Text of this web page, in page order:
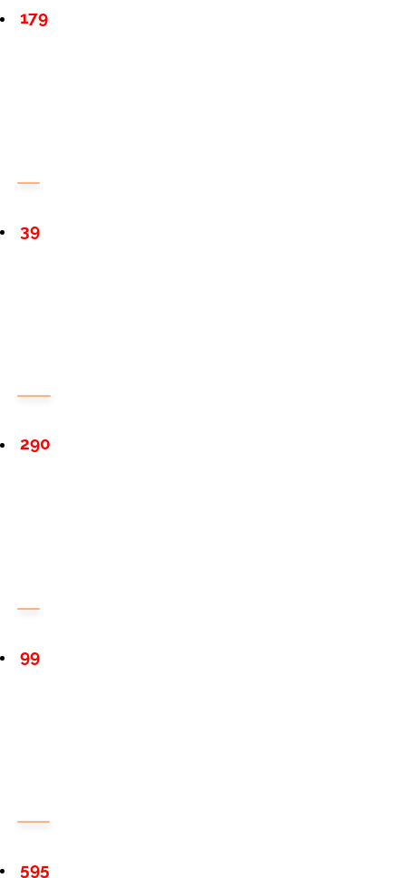
179
39
290
99
595